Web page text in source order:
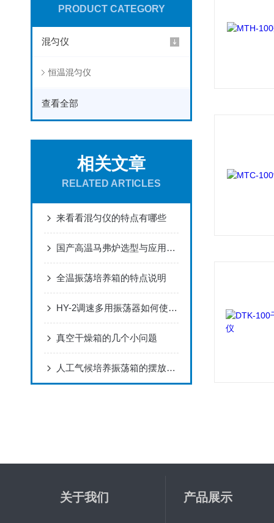
PRODUCT CATEGORY
混匀仪
恒温混匀仪
查看全部
相关文章
RELATED ARTICLES
来看看混匀仪的特点有哪些
国产高温马弗炉选型与应用解析 国旺仪器产品特性一览
全温振荡培养箱的特点说明
HY-2调速多用振荡器如何使用及保养
真空干燥箱的几个小问题
人工气候培养振荡箱的摆放及使用注意事项
关于我们 产品展示